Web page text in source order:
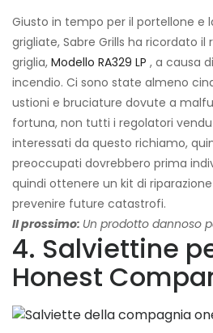
Giusto in tempo per il portellone e
grigliate, Sabre Grills ha ricordato il
griglia, Modello RA329 LP , a causa
incendio. Ci sono state almeno
ustioni e bruciature dovute a
fortuna, non tutti i regolatori
interessati da questo richiamo,
preoccupati dovrebbero prima
quindi ottenere un kit di
prevenire future catastrofi.
Il prossimo: Un prodotto dannoso
4. Salviettine
Honest